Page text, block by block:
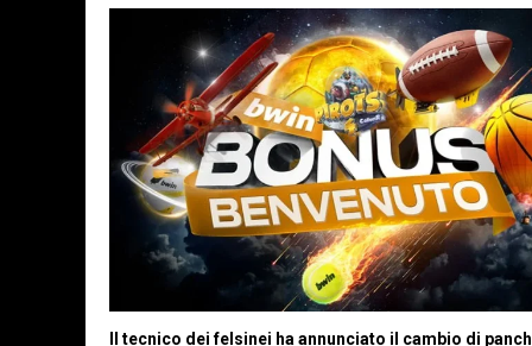
Il tecnico dei felsinei ha annunciato il cambio di